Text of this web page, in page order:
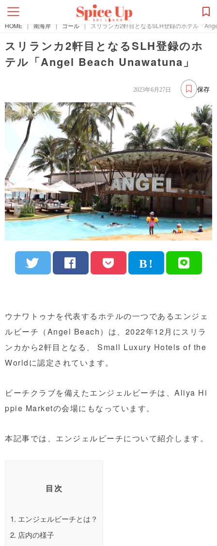
HOME | 南海岸 | ゴール | スリランカ2軒目となるSLH登録のホテル「
スリランカ2軒目となるSLH登録のホ
テル「Angel Beach Unawatuna」
保存
2023年6月27日
ウナワトゥナを代表するホテルの一つであるエンジェ
ルビーチ（Angel Beach）は、2022年12月にスリラ
ンカから2軒目となる、 Small Luxury Hotels of the
Worldに認定されています。
ビーチクラブを備えたエンジェルビーチは、Aliya Hi
ppie Marketの会場にもなっています。
本記事では、エンジェルビーチについて紹介します。
目次
1. エンジェルビーチとは？
2. 店内の様子